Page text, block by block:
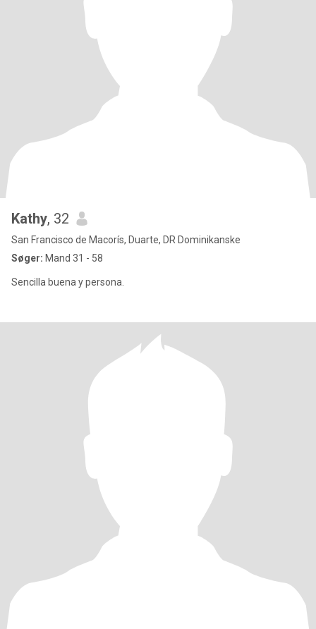
Kathy, 32
San Francisco de Macorís, Duarte, DR Dominikanske
Søger: Mand 31 - 58
Sencilla buena y persona.